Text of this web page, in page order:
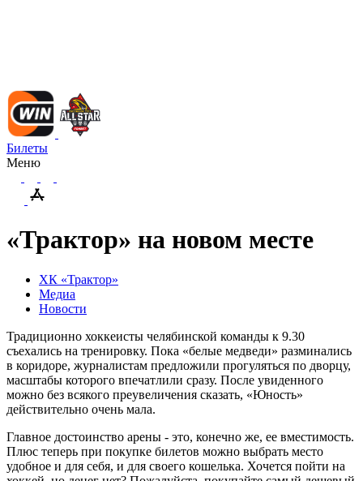
Билеты
Меню
«Трактор» на новом месте
ХК «Трактор»
Медиа
Новости
Традиционно хоккеисты челябинской команды к 9.30
съехались на тренировку. Пока «белые медведи» разминались
в коридоре, журналистам предложили прогуляться по дворцу,
масштабы которого впечатлили сразу. После увиденного
можно без всякого преувеличения сказать, «Юность»
действительно очень мала.
Главное достоинство арены - это, конечно же, ее вместимость.
Плюс теперь при покупке билетов можно выбрать место
удобное и для себя, и для своего кошелька. Хочется пойти на